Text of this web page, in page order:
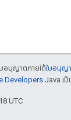
บอนุญาตภายใต้ใบอนุญ
DevelopersJava เ
UTC